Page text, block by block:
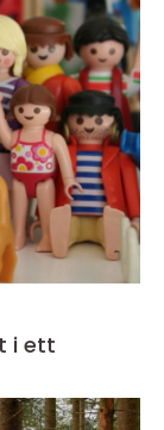
i ett